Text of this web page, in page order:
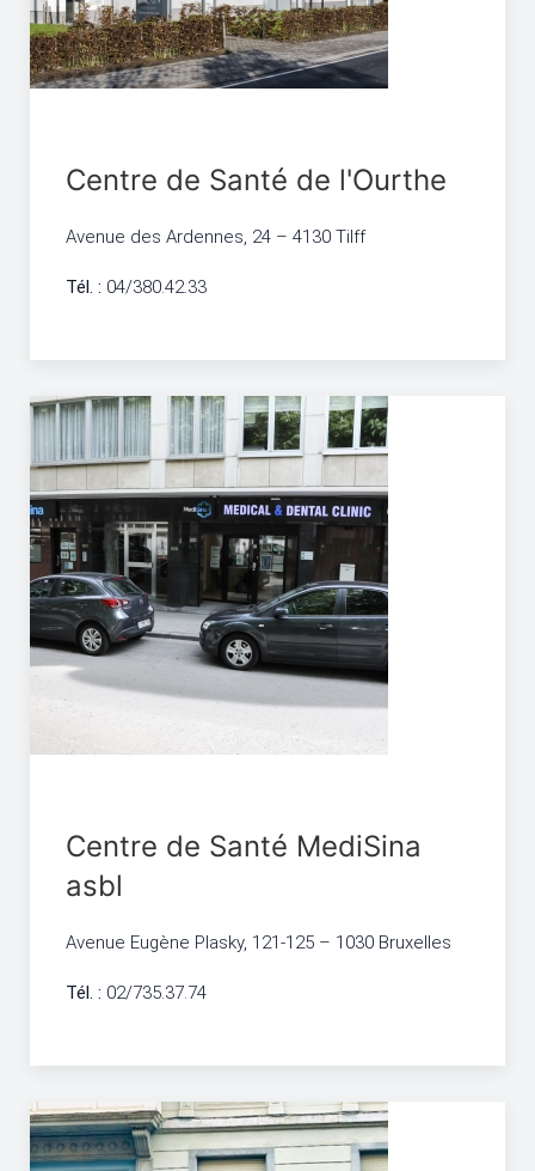
Centre de Santé de l'Ourthe
Avenue des Ardennes, 24 – 4130 Tilff
Tél. : 04/380.42.33
Centre de Santé MediSina
asbl
Avenue Eugène Plasky, 121-125 – 1030 Bruxelles
Tél. : 02/735.37.74